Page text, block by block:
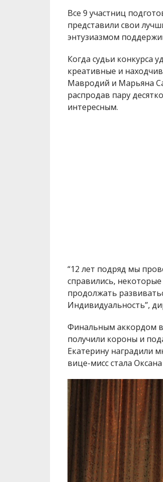
Все 9 участниц
представили свои
энтузиазмом
Когда судьи конкурса
креативные и
Мавродий и Марьяна
распродав пару
интересным.